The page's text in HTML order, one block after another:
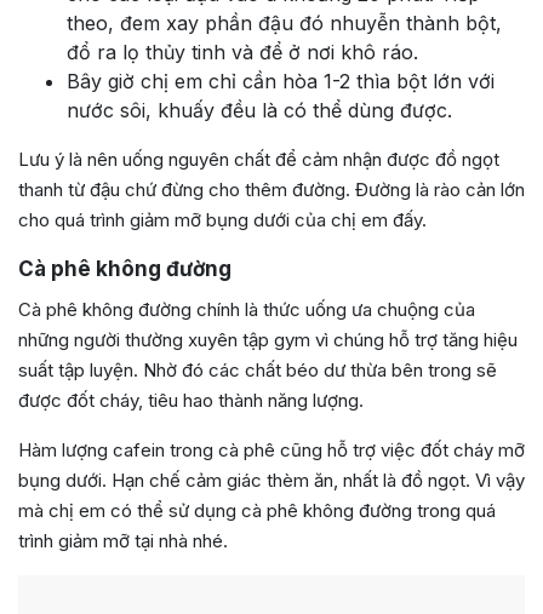
theo, đem xay phần đậu đó nhuyễn thành bột,
đổ ra lọ thủy tinh và để ở nơi khô ráo.
Bây giờ chị em chỉ cần hòa 1-2 thìa bột lớn với
nước sôi, khuấy đều là có thể dùng được.
Lưu ý là nên uống nguyên chất để cảm nhận được đồ ngọt
thanh từ đậu chứ đừng cho thêm đường. Đường là rào cản lớn
cho quá trình giảm mỡ bụng dưới của chị em đấy.
Cà phê không đường
Cà phê không đường chính là thức uống ưa chuộng của
những người thường xuyên tập gym vì chúng hỗ trợ tăng hiệu
suất tập luyện. Nhờ đó các chất béo dư thừa bên trong sẽ
được đốt cháy, tiêu hao thành năng lượng.
Hàm lượng cafein trong cà phê cũng hỗ trợ việc đốt cháy mỡ
bụng dưới. Hạn chế cảm giác thèm ăn, nhất là đồ ngọt. Vì vậy
mà chị em có thể sử dụng cà phê không đường trong quá
trình giảm mỡ tại nhà nhé.